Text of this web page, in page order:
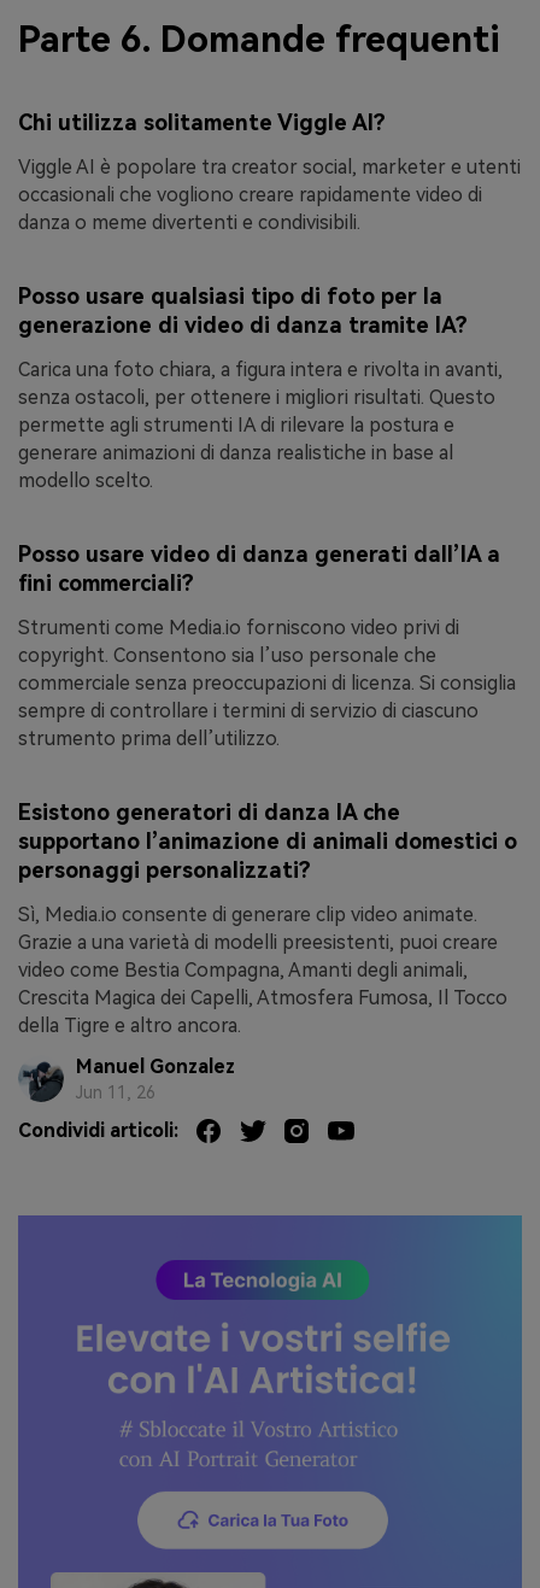
Parte 6. Domande frequenti
Chi utilizza solitamente Viggle AI?
Viggle AI è popolare tra creator social, marketer e utenti
occasionali che vogliono creare rapidamente video di
danza o meme divertenti e condivisibili.
Posso usare qualsiasi tipo di foto per la
generazione di video di danza tramite IA?
Carica una foto chiara, a figura intera e rivolta in avanti,
senza ostacoli, per ottenere i migliori risultati. Questo
permette agli strumenti IA di rilevare la postura e
generare animazioni di danza realistiche in base al
modello scelto.
Posso usare video di danza generati dall’IA a
fini commerciali?
Strumenti come Media.io forniscono video privi di
copyright. Consentono sia l’uso personale che
commerciale senza preoccupazioni di licenza. Si consiglia
sempre di controllare i termini di servizio di ciascuno
strumento prima dell’utilizzo.
Esistono generatori di danza IA che
supportano l’animazione di animali domestici o
personaggi personalizzati?
Sì, Media.io consente di generare clip video animate.
Grazie a una varietà di modelli preesistenti, puoi creare
video come Bestia Compagna, Amanti degli animali,
Crescita Magica dei Capelli, Atmosfera Fumosa, Il Tocco
della Tigre e altro ancora.
Manuel Gonzalez
Jun 11, 26
Condividi articoli: